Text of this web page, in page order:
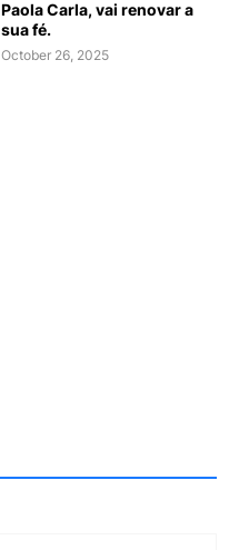
Paola Carla, vai renovar a
sua fé.
October 26, 2025